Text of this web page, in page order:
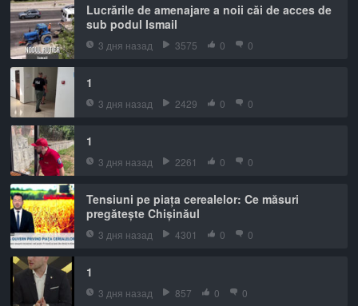
Lucrările de amenajare a noii căi de acces de
sub podul Ismail
3 дня назад 3575 0 0
1
3 дня назад 2429 0 0
1
3 дня назад 2261 0 0
Tensiuni pe piața cerealelor: Ce măsuri
pregătește Chișinăul
3 дня назад 4301 0 0
1
3 дня назад 857 0 0